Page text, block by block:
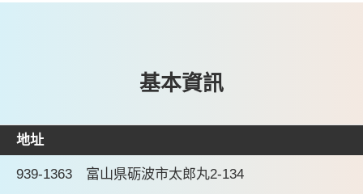
基本資訊
地址
939-1363 富山県砺波市太郎丸2-134